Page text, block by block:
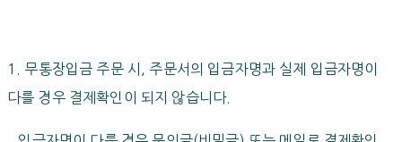
1. 무통장입금 주문 시, 주문서의 입금자명과 실제 입금자명이
다를 경우 결제확인이 되지 않습니다.